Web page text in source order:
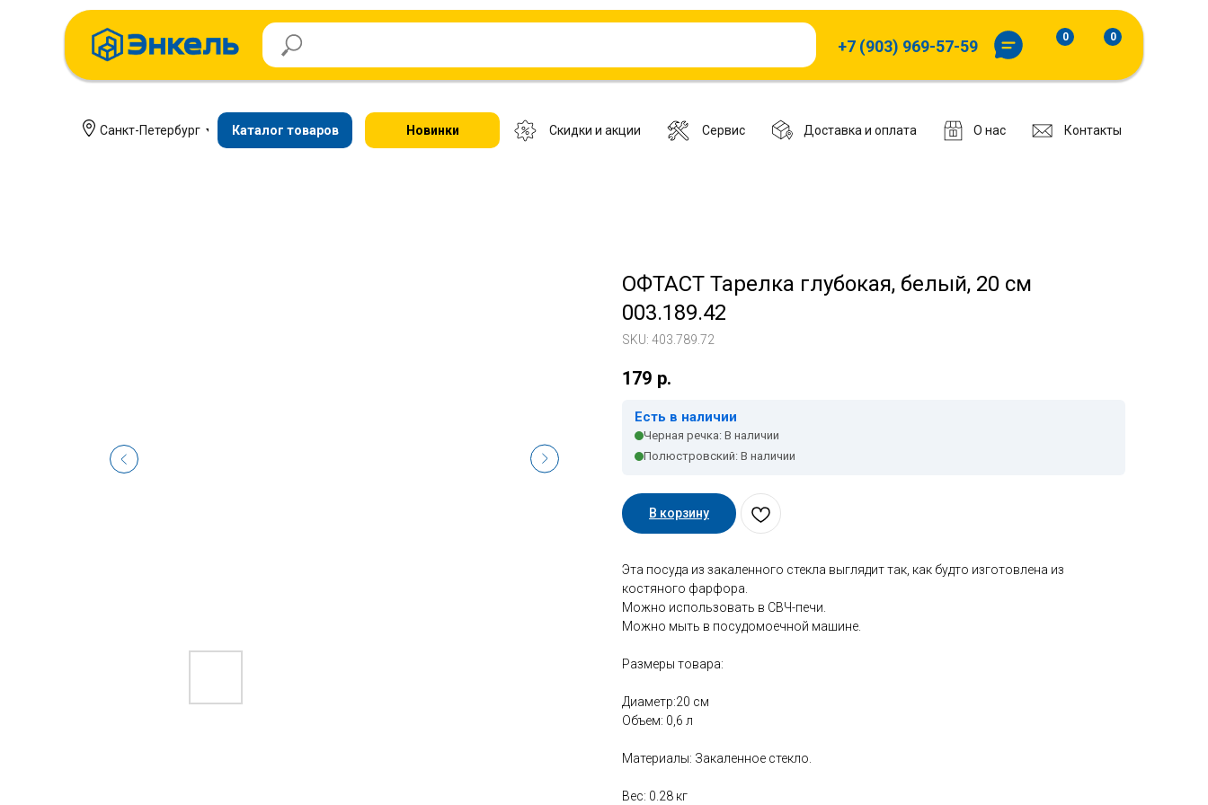
+7 (903) 969-57-59 0
0
Контакты
О нас
Доставка и оплата
Скидки и акции Сервис
Каталог товаров Новинки
Санкт-Петербург
ОФТАСТ Тарелка глубокая, белый, 20 см
003.189.42
SKU: 403.789.72
179 р.
Есть в наличии
Черная речка: В наличии
Полюстровский: В наличии
В корзину
Эта посуда из закаленного стекла выглядит так, как будто изготовлена из
костяного фарфора.
Можно использовать в СВЧ-печи.
Можно мыть в посудомоечной машине.
Размеры товара:
Диаметр:20 см
Объем: 0,6 л
Материалы: Закаленное стекло.
Вес: 0.28 кг